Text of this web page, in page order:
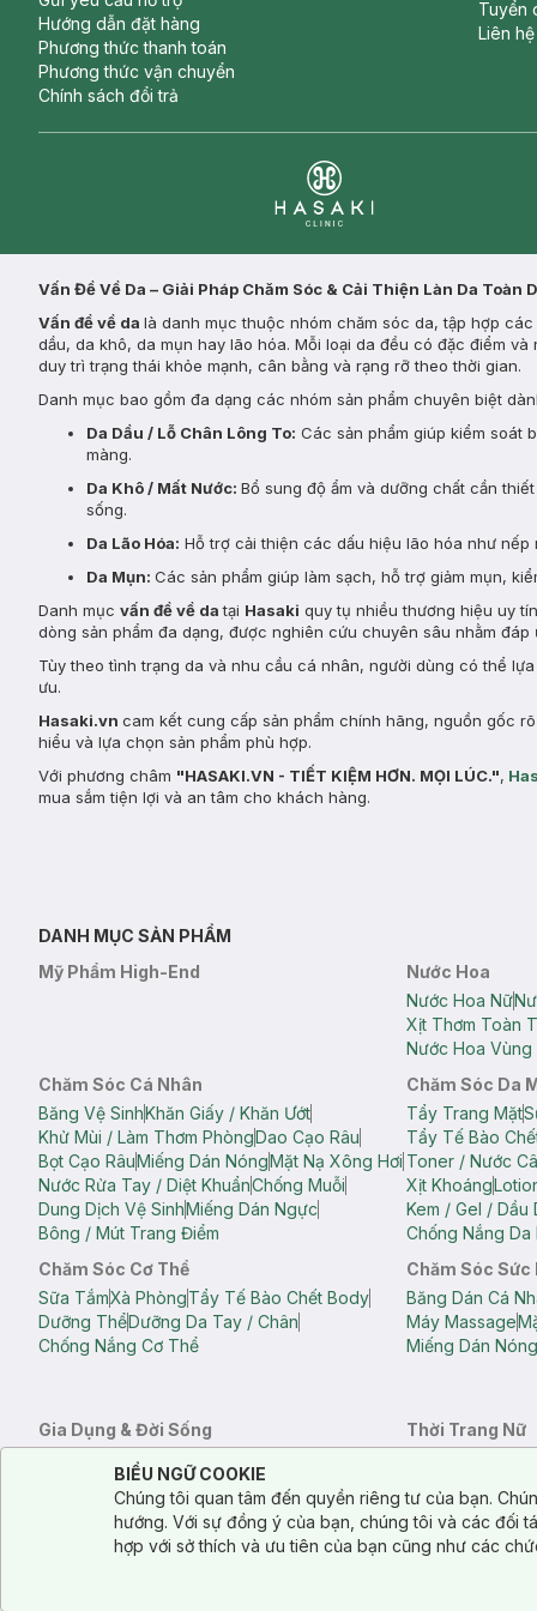
Hướng dẫn đặt hàng
Phương thức thanh toán
Phương thức vận chuyển
Chính sách đổi trả
Tuyển
Liên hệ
Vấn Đề Về Da – Giải Pháp Chăm Sóc & Cải Thiện Làn Da Toàn
Vấn đề về da là danh mục thuộc nhóm chăm sóc da, tập hợp
dầu, da khô, da mụn hay lão hóa. Mỗi loại da đều có đặc điểm
duy trì trạng thái khỏe mạnh, cân bằng và rạng rỡ theo thời gian.
Danh mục bao gồm đa dạng các nhóm sản phẩm chuyên biệt
Da Dầu / Lỗ Chân Lông To: Các sản phẩm giúp kiểm soát
màng.
Da Khô / Mất Nước: Bổ sung độ ẩm và dưỡng chất cần
sống.
Da Lão Hóa: Hỗ trợ cải thiện các dấu hiệu lão hóa như
Da Mụn: Các sản phẩm giúp làm sạch, hỗ trợ giảm mụn,
Danh mục vấn đề về datại Hasaki quy tụ nhiều thương hiệu uy
dòng sản phẩm đa dạng, được nghiên cứu chuyên sâu nhằm
Tùy theo tình trạng da và nhu cầu cá nhân, người dùng có thể
ưu.
Hasaki.vn cam kết cung cấp sản phẩm chính hãng, nguồn gốc
hiểu và lựa chọn sản phẩm phù hợp.
Với phương châm "HASAKI.VN - TIẾT KIỆM HƠN. MỌI LÚC.",
mua sắm tiện lợi và an tâm cho khách hàng.
DANH MỤC SẢN PHẨM
Mỹ Phẩm High-End
Nước Hoa
Nước Hoa Nữ
Xịt Thơm Toàn
Nước Hoa Vùng
Chăm Sóc Cá Nhân
Băng Vệ SinhKhăn Giấy / Khăn Ướt
Khử Mùi / Làm Thơm PhòngDao Cạo Râu
Bọt Cạo RâuMiếng Dán NóngMặt Nạ Xông Hơi
Nước Rửa Tay / Diệt KhuẩnChống Muỗi
Dung Dịch Vệ SinhMiếng Dán Ngực
Bông / Mút Trang Điểm
Chăm Sóc Da
Tẩy Trang Mặt
Tẩy Tế Bào
Toner / Nước
Xịt Khoáng
Kem / Gel / Dầu
Chống Nắng Da
Chăm Sóc Cơ Thể
Sữa TắmXà PhòngTẩy Tế Bào Chết Body
Dưỡng ThểDưỡng Da Tay / Chân
Chống Nắng Cơ Thể
Chăm Sóc Sức
Băng Dán Cá
Máy Massage
Miếng Dán Nóng
Gia Dụng & Đời Sống
Bông Tắm / Phụ Kiện Tắm
Phụ Kiện Điện Thoại Quạt Cầm Tay / Quạt Mini
Khử Mùi / Làm Thơm PhòngNước GiặtNước Xả
Thời Trang Nữ
Quần Lót Nữ
Túi Xách
Cookie Consent
Notice about cookies usage
BIỂU NGỮ COOKIE
Chúng tôi quan tâm đến quyền riêng tư của bạn.
hướng. Với sự đồng ý của bạn, chúng tôi và các đối
hợp với sở thích và ưu tiên của bạn cũng như các